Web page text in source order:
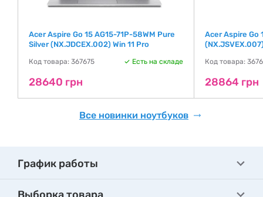
Acer Aspire Go 15 AG15-71P-58WM Pure
Silver (NX.JDCEX.002) Win 11 Pro
Код товара: 367675 Есть на складе
28640 грн
Acer Aspire Go
Код товара:
28864 грн
Все новинки ноутбуков
График работы